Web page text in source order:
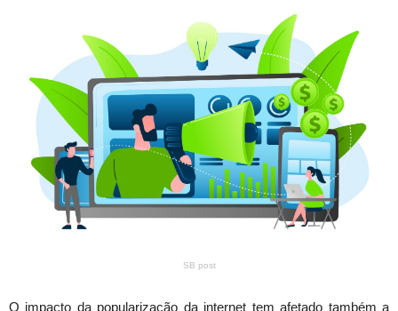
SB post
O impacto da popularização da internet tem afetado também a